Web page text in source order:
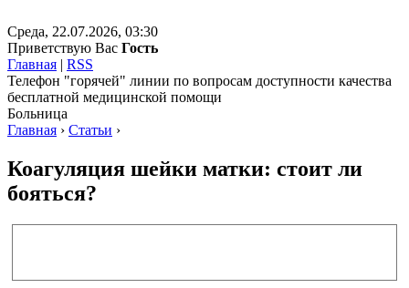
Среда, 22.07.2026, 03:30
Приветствую Вас Гость
Главная | RSS
Телефон "горячей" линии по вопросам доступности качества
бесплатной медицинской помощи
Больница
Главная › Статьи ›
Коагуляция шейки матки: стоит ли
бояться?